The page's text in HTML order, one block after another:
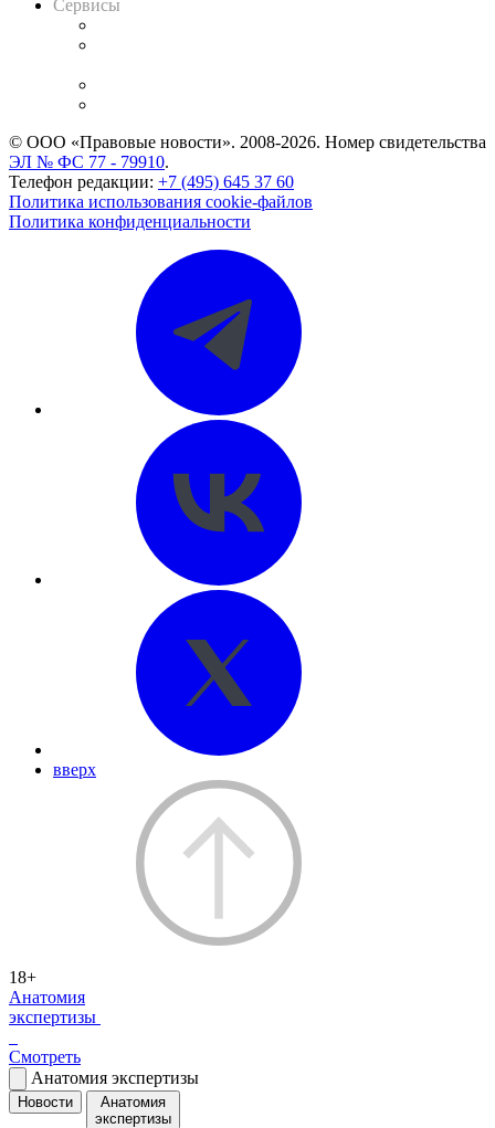
Сервисы
© ООО «Правовые новости». 2008-2026. Номер свидетельства
ЭЛ № ФС 77 - 79910.
Телефон редакции: +7 (495) 645 37 60
Политика использования cookie-файлов
Политика конфиденциальности
вверх
18+
Анатомия
экспертизы
Смотреть
Анатомия экспертизы
Новости
Анатомия
экспертизы